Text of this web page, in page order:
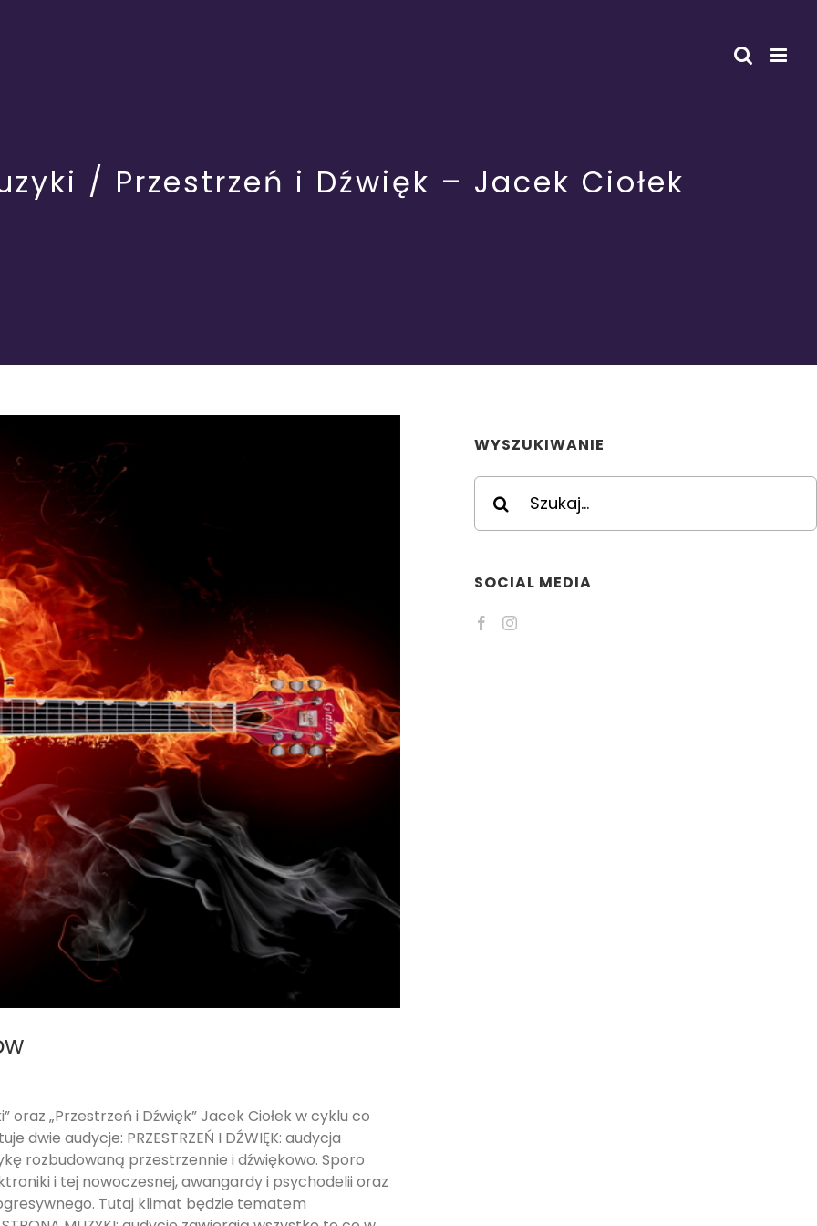
/ Przestrzeń i Dźwięk – Jacek Ciołek
oraz „Przestrzeń i Dźwięk” Jacek Ciołek w cyklu co
dwie audycje: PRZESTRZEŃ I DŹWIĘK: audycja
rozbudowaną przestrzennie i dźwiękowo. Sporo
i tej nowoczesnej, awangardy i psychodelii oraz
Tutaj klimat będzie tematem
WYSZUKIWANIE
Szukaj
SOCIAL MEDIA